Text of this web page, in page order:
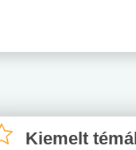
Kiemelt